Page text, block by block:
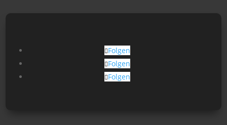
Folgen
Folgen
Folgen